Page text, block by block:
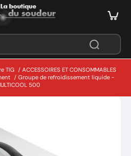
TIG / ACCESSOIRES ET CONSOMMABLES
/ Groupe de refroidissement liquide -
500